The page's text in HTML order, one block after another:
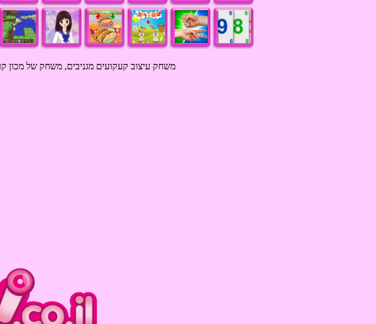
משחק עיצוב קעקועים מגניבים, משחק של מכון